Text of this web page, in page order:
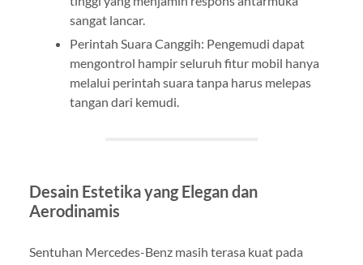
sangat lancar.
Perintah Suara Canggih: Pengemudi dapat
mengontrol hampir seluruh fitur mobil hanya
melalui perintah suara tanpa harus melepas
tangan dari kemudi.
Desain Estetika yang Elegan dan
Aerodinamis
Sentuhan Mercedes-Benz masih terasa kuat pada